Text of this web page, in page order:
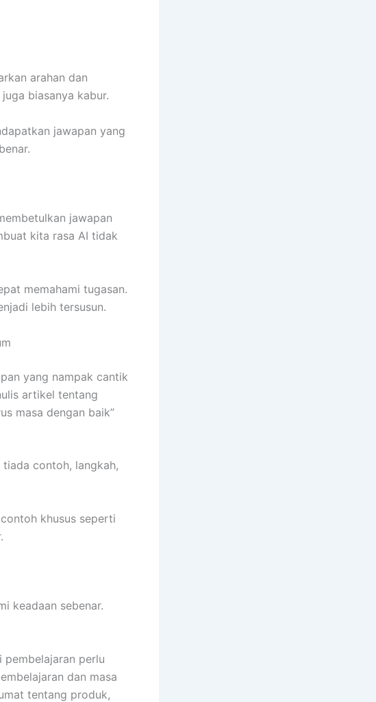
arahan dan
biasanya kabur.
jawapan yang
jawapan
kita rasa AI tidak
memahami tugasan.
lebih tersusun.
yang nampak cantik
artikel tentang
masa dengan baik”
contoh, langkah,
khusus seperti
keadaan sebenar.
perlu
dan masa
tentang produk,